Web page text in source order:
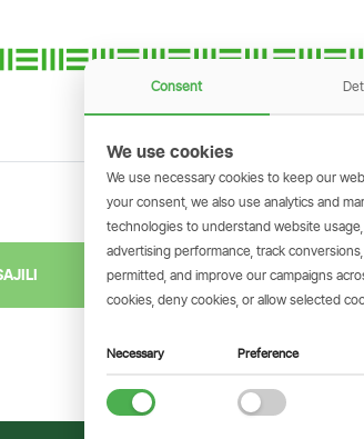
GET THE
Scan to download
transactions on
Consent
We use cookies
We use necessary cookies to keep our
your consent, we also use analytics and
technologies to understand website
advertising performance, track
permitted, and improve our campaigns
cookies, deny cookies, or allow selected
Necessary Preference